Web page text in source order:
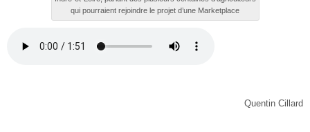
qui pourraient rejoindre le projet d’une Marketplace
Quentin Cillard